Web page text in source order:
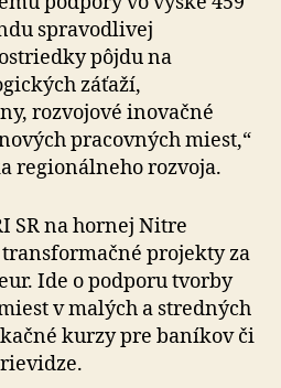
spravodlivej
pôjdu na
záťaží,
rozvojové inovačné
pracovných miest,“
regionálneho rozvoja.
SR na hornej Nitre
projekty za
Ide o podporu tvorby
v malých a stredných
kurzy pre baníkov či